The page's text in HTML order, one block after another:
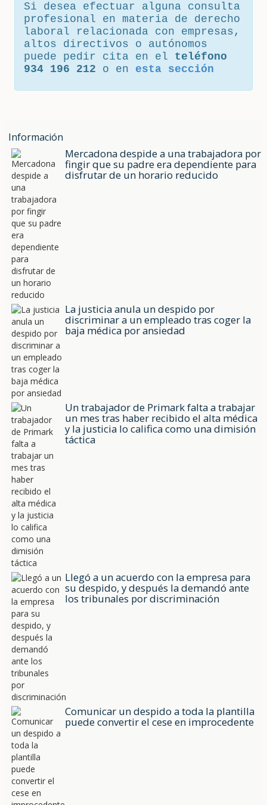
Si desea efectuar alguna consulta
profesional en materia de derecho
laboral relacionada con empresas,
altos directivos o autónomos
puede pedir cita en el teléfono
934 196 212 o en esta sección
Información
Mercadona despide a una trabajadora por
fingir que su padre era dependiente para
disfrutar de un horario reducido
La justicia anula un despido por
discriminar a un empleado tras coger la
baja médica por ansiedad
Un trabajador de Primark falta a trabajar
un mes tras haber recibido el alta médica
y la justicia lo califica como una dimisión
táctica
Llegó a un acuerdo con la empresa para
su despido, y después la demandó ante
los tribunales por discriminación
Comunicar un despido a toda la plantilla
puede convertir el cese en improcedente